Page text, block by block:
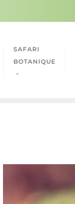
SAFARI
BOTANIQUE